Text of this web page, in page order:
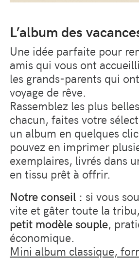
L’album des
Une idée parfaite pour
amis qui vous ont
les grands-parents qui
voyage de rêve.
Rassemblez les plus
chacun, faites votre
un album en quelques
pouvez en imprimer
exemplaires, livrés dans
en tissu prêt à offrir.
Notre conseil : si vous
vite et gâter toute la
petit modèle souple,
économique.
Mini album classique,